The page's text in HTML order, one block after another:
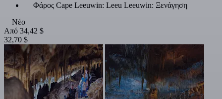
Φάρος Cape Leeuwin: Leeu Leeuwin: Ξενάγηση
Νέο
Από 34,42 $
32,70 $